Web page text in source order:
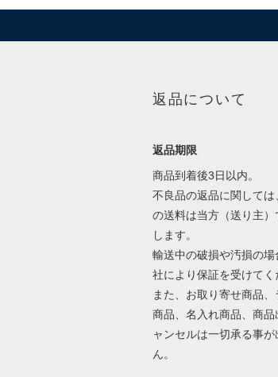
返品について
返品期限
商品到着後3日以内。
不良品の返品に関しては
の送料は当方（送り主）
します。
輸送中の破損や汚損の場
社により保証を受けてく
また、お取り寄せ商品
商品、名入れ商品、商品
ャンセルは一切承る事が
ん。